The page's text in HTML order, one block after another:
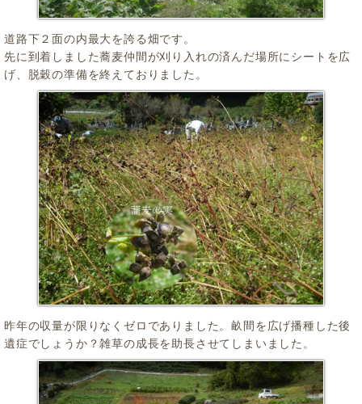
道路下２面の内最大を誇る畑です。
先に到着しました蕎麦仲間が刈り入れの済んだ場所にシートを広
げ、脱穀の準備を終えておりました。
昨年の収量が限りなくゼロでありました。畝間を広げ播種した後
遺症でしょうか？雑草の成長を助長させてしまいました。